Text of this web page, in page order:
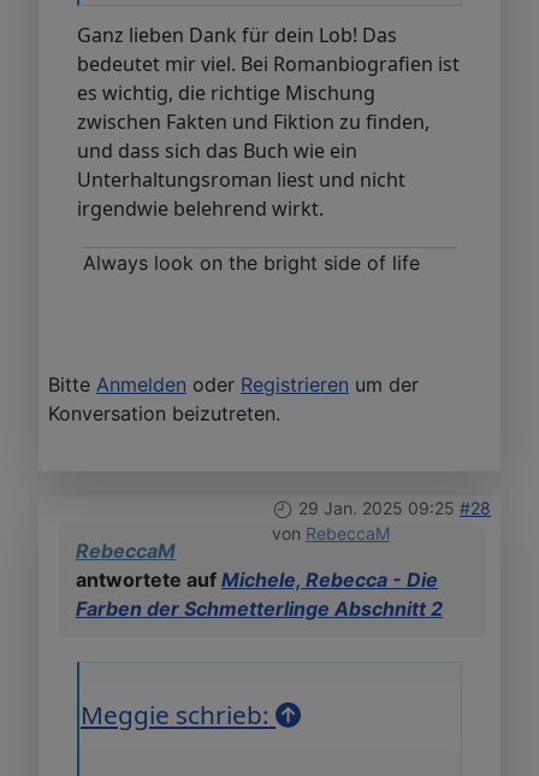
Ganz lieben Dank für dein Lob! Das
bedeutet mir viel. Bei Romanbiografien ist
es wichtig, die richtige Mischung
zwischen Fakten und Fiktion zu finden,
und dass sich das Buch wie ein
Unterhaltungsroman liest und nicht
irgendwie belehrend wirkt.
Always look on the bright side of life
Bitte Anmelden oder Registrieren um der
Konversation beizutreten.
29 Jan. 2025 09:25 #28
von RebeccaM
RebeccaM
antwortete auf Michele, Rebecca - Die
Farben der Schmetterlinge Abschnitt 2
Meggie schrieb: